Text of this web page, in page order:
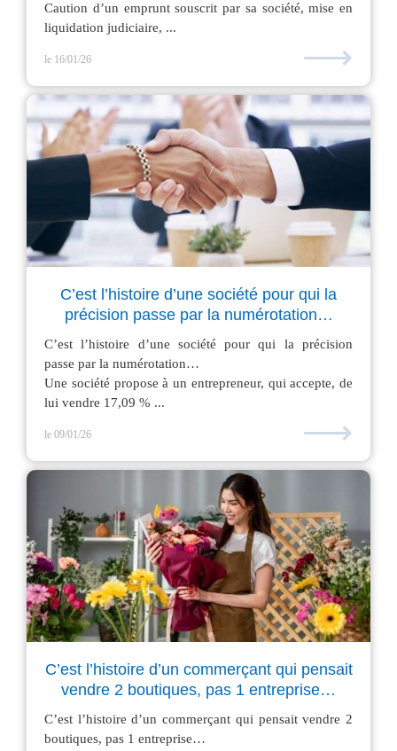
Caution d’un emprunt souscrit par sa société, mise en
liquidation judiciaire, ...
le 16/01/26 ⟶
C’est l’histoire d’une société pour qui la
précision passe par la numérotation…
C’est l’histoire d’une société pour qui la précision
passe par la numérotation…
Une société propose à un entrepreneur, qui accepte, de
lui vendre 17,09 % ...
le 09/01/26 ⟶
C’est l’histoire d’un commerçant qui pensait
vendre 2 boutiques, pas 1 entreprise…
C’est l’histoire d’un commerçant qui pensait vendre 2
boutiques, pas 1 entreprise…